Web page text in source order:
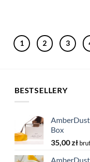
1 2 3
BESTSELLERY
Box
35,00zł